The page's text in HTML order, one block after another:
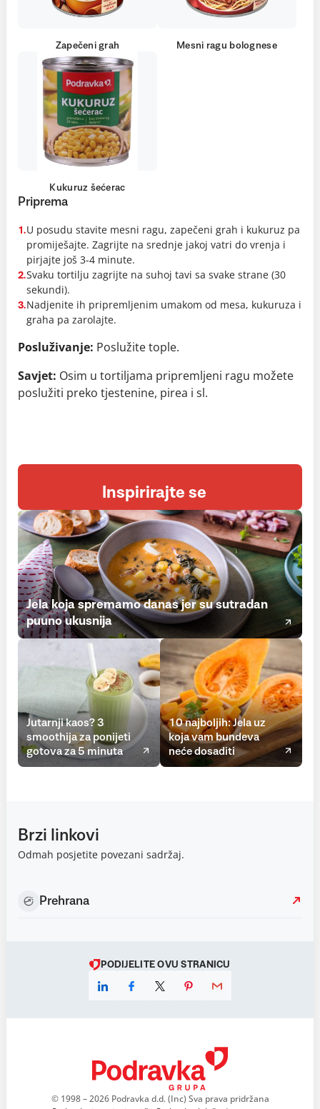
Zapečeni grah Mesni ragu bolognese
Kukuruz šećerac
Priprema
1.U posudu stavite mesni ragu, zapečeni grah i kukuruz pa
promiješajte. Zagrijte na srednje jakoj vatri do vrenja i
pirjajte još 3-4 minute.
2.Svaku tortilju zagrijte na suhoj tavi sa svake strane (30
sekundi).
3.Nadjenite ih pripremljenim umakom od mesa, kukuruza i
graha pa zarolajte.
Posluživanje: Poslužite tople.
Savjet: Osim u tortiljama pripremljeni ragu možete
poslužiti preko tjestenine, pirea i sl.
Inspirirajte se
Jela koja spremamo danas jer su sutradan
puuno ukusnija
Jutarnji kaos? 3
smoothija za ponijeti
gotova za 5 minuta
10 najboljih: Jela uz
koja vam bundeva
neće dosaditi
Brzi linkovi
Odmah posjetite povezani sadržaj.
Prehrana
PODIJELITE OVU STRANICU
© 1998 – 2026 Podravka d.d. (Inc) Sva prava pridržana